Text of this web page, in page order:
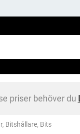
priser behöver du
Bitshållare, Bits